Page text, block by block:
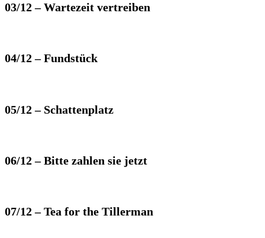
03/12 – Wartezeit vertreiben
04/12 – Fundstück
05/12 – Schattenplatz
06/12 – Bitte zahlen sie jetzt
07/12 – Tea for the Tillerman